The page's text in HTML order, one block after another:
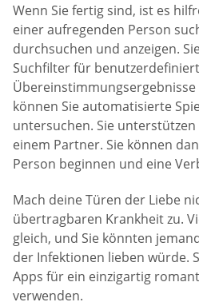
Wenn Sie fertig sind, ist es
einer aufregenden Person
durchsuchen und anzeigen.
Suchfilter für
können Sie automatisierte
untersuchen. Sie unterstützen
einem Partner. Sie können
Person beginnen und eine
Mach deine Türen der Liebe
übertragbaren Krankheit zu.
gleich, und Sie könnten
der Infektionen lieben würde.
Apps für ein einzigartig
verwenden.